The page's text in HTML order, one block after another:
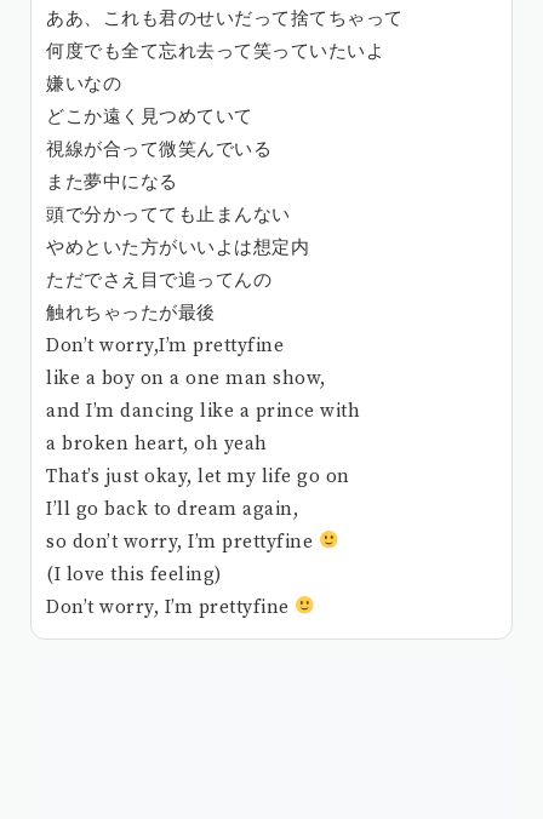
ああ、これも君のせいだって捨てちゃって
何度でも全て忘れ去って笑っていたいよ
嫌いなの
どこか遠く見つめていて
視線が合って微笑んでいる
また夢中になる
頭で分かってても止まんない
やめといた方がいいよは想定内
ただでさえ目で追ってんの
触れちゃったが最後
Don’t worry,I’m prettyfine
like a boy on a one man show,
and I’m dancing like a prince with
a broken heart, oh yeah
That’s just okay, let my life go on
I’ll go back to dream again,
so don’t worry, I’m prettyfine
(I love this feeling)
Don’t worry, I’m prettyfine